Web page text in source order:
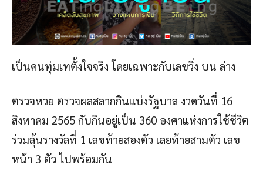
เป็นคนทุ่มเทตั้งใจจริง โดยเฉพาะกับเลขวิ่ง บน ล่าง
ตรวจหวย ตรวจผลสลากกินแบ่งรัฐบาล งวดวันที่ 16
สิงหาคม 2565 กับกินอยู่เป็น 360 องศาแห่งการใช้ชีวิต
ร่วมลุ้นรางวัลที่ 1 เลขท้ายสองตัว เลยท้ายสามตัว เลข
หน้า 3 ตัว ไปพร้อมกัน